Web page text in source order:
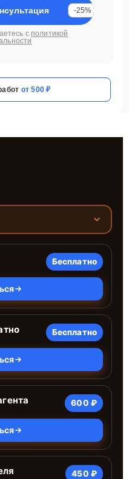
-25%
с политикой
от 500 ₽
Бесплатно
Бесплатно
600 ₽
450 ₽